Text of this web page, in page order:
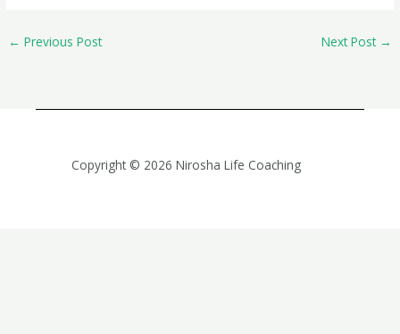
← Previous Post Next Post →
Copyright © 2026 Nirosha Life Coaching